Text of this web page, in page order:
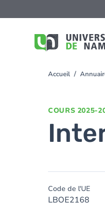
au
You
Accueil
COURS 2025-
Code de l'UE
LBOE2168